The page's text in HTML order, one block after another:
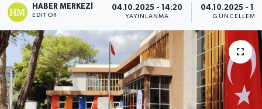
HABER MERKEZI
EDITÖR
04.10.2025 - 14:20
YAYINLANMA
04.10.2025 -
GÜNCELLEME